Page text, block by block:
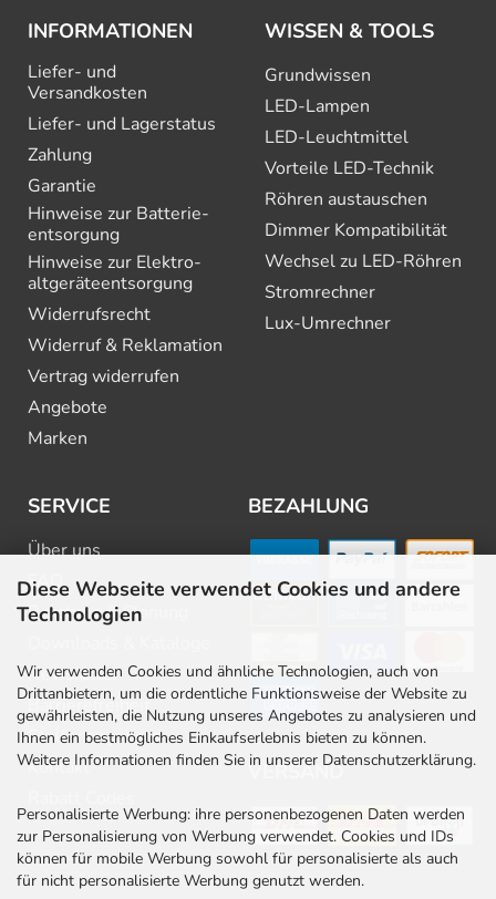
Diese Webseite verwendet Cookies und andere
Technologien
Wir verwenden Cookies und ähnliche Technologien, auch von
Drittanbietern, um die ordentliche Funktionsweise der Website zu
gewährleisten, die Nutzung unseres Angebotes zu analysieren und
Ihnen ein bestmögliches Einkaufserlebnis bieten zu können.
Weitere Informationen finden Sie in unserer Datenschutzerklärung.
Personalisierte Werbung: ihre personenbezogenen Daten werden
zur Personalisierung von Werbung verwendet. Cookies und IDs
können für mobile Werbung sowohl für personalisierte als auch
für nicht personalisierte Werbung genutzt werden.
INFORMATIONEN
Liefer- und
Versandkosten
Liefer- und Lagerstatus
Zahlung
Garantie
Hinweise zur Batterie­
entsorgung
Hinweise zur Elektro­
altgeräte­entsorgung
Widerrufsrecht
Widerruf & Reklamation
Vertrag widerrufen
Angebote
Marken
WISSEN & TOOLS
Grundwissen
LED-Lampen
LED-Leuchtmittel
Vorteile LED-Technik
Röhren austauschen
Dimmer Kompatibilität
Wechsel zu LED-Röhren
Stromrechner
Lux-Umrechner
SERVICE
Über uns
FAQ
Beratung & Planung
Newsletter
Barrierefreiheit
Stellenangebote
Kontakt
BEZAHLUNG
VERSAND